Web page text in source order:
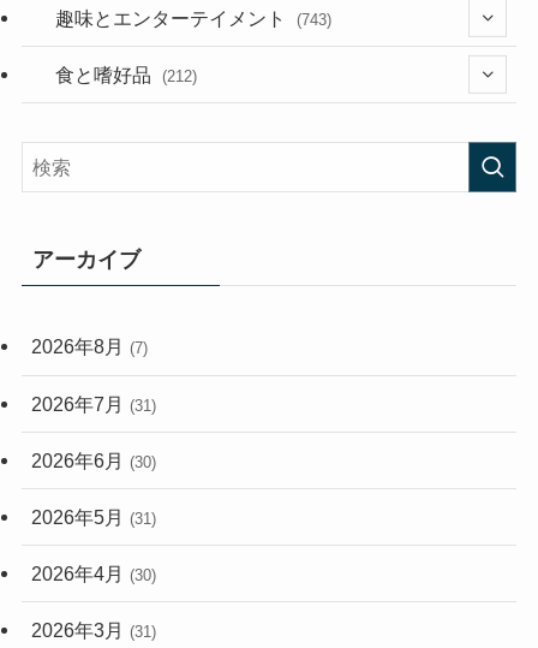
(181)
(394)
(282)
(33)
(248)
趣味とエンターテイメント (743)
(56)
食と嗜好品 (212)
アーカイブ
2026年8月 (7)
2026年7月 (31)
2026年6月 (30)
2026年5月 (31)
2026年4月 (30)
2026年3月 (31)